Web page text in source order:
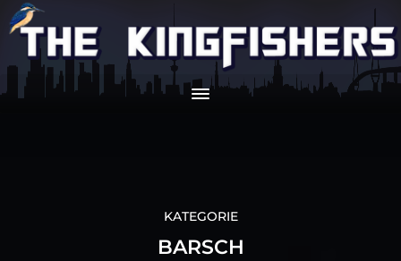
KATEGORIE
BARSCH